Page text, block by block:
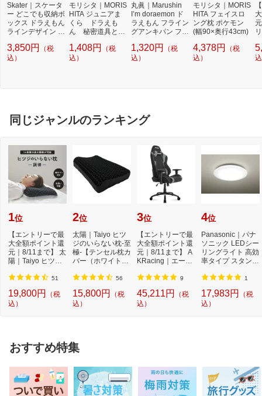
Skater｜スケータ
ー どこでも収納ボ
ックス ドラえもん
ラインデザイン Z
3,850円
（税
込）
モリシタ｜MORIS
HITA ジュニアま
くら ドラえも
ん 秘密道具とス
0600105400
1,408円
（税
込）
丸眞｜Marushin
I’m doraemon ド
ラえもん フライン
グアンキパン フェ
80cm)
1,320円
（税
込）
モリシタ｜MORIS
HITA フェイスロ
ング枕 ポケモン
(幅90×奥行43cm)
4,378円
（税
込）
×
同じジャンルのランキング
1位
【エントリーで最
大全額ポイント還
元｜8/11まで】 太
陽｜Taiyo ヒツジ
51
19,800円
（税
込）
2位
太陽｜Taiyo ヒツ
ジのいらない枕-至
極-【テンセル枕カ
バー（ホワイト）
56
15,800円
（税
込）
3位
【エントリーで最
大全額ポイント還
元｜8/11まで】 A
KRacing｜エーケ
ー...
9
45,211円
（税
込）
4位
Panasonic｜パナ
ソニック LEDシー
リングライト 高効
率タイプ スタンダ
H...
1
17,983円
（税
込）
おすすめ特集